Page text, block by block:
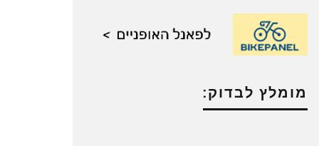
מומלץ לבדוק: